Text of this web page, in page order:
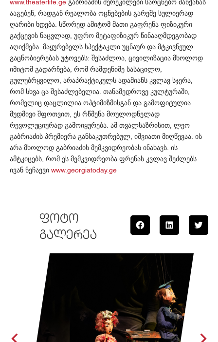
www.theaterlife.ge
ააგებენ, რადგან რეალობა ოცნებების გარეშე სულიერად
ღარიბი ხდება. სწორედ ამიტომ მათი გაფრენა ფიზიკური
გაქცევის ნაცვლად, უფრო მეტაფიზიკურ წინააღმდეგობად
აღიქმება. მაყურებელს სპექტაკლი უცნაურ და მტკივნეულ
გაცნობიერებას უტოვებს: შესაძლოა, ცივილიზაცია მხოლოდ
იმიტომ გადარჩება, რომ რამდენიმე სასაცილო,
გულუბრყვილო, არაპრაქტიკულს ადამიანს კვლავ სჯერა,
რომ სხვა ცა შესაძლებელია. თანამედროვე კულტურაში,
რომელიც დაცლილია ოპტიმიზმისგან და გამოფიტულია
მუდმივი შფოთვით, ეს რწმენა მოულოდნელად
რევოლუციურად გამოიყურება. ამ თვალსაზრისით, ლეო
გაბრიაძის პრემიერა განსაკუთრებულ, იშვიათი მიღწევაა. ის
არა მხოლოდ გაბრიაძის მემკვიდრეობას ინახავს. ის
ამტკიცებს, რომ ეს მემკვიდრეობა ფრენას კვლავ შეძლებს.
ივან ნეჩაევი www.georgiatoday.ge
ᲤᲝᲢᲝ
ᲒᲐᲚᲔᲠᲔᲐ